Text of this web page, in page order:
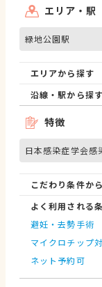
エリア・駅
緑地公園駅
エリアから探す
沿線・駅から探す
特徴
日本感染症学会感
こだわり条件か
よく利用される
避妊・去勢手術
マイクロチップ
ネット予約可